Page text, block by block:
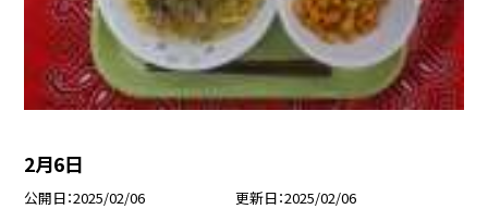
2月6日
公開日 2025/02/06 更新日 2025/02/06